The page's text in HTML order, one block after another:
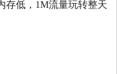
存低， 1M流量玩转整天